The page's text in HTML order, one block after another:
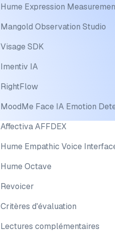
Hume Expression
Mangold Observation Studio
Visage SDK
Imentiv IA
RightFlow
MoodMe Face IA Emotion
Affectiva AFFDEX
Hume Empathic Voice
Hume Octave
Revoicer
Critères d'évaluation
Lectures complémentaires